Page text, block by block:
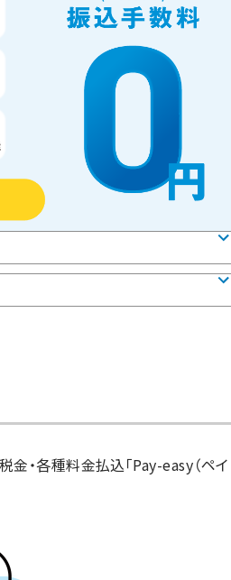
金・各種料金払込「Pay-easy（ペイ